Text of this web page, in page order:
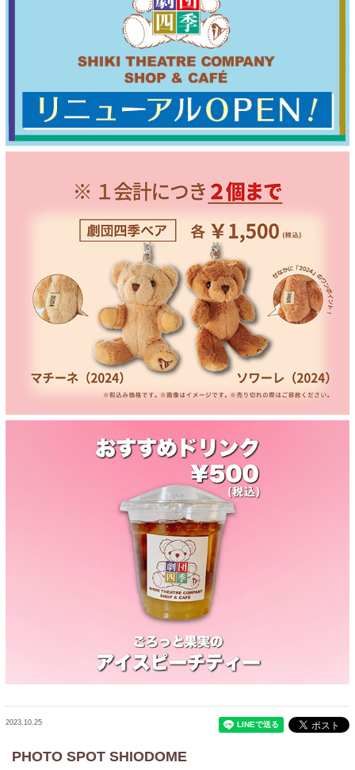
2023.10.25
PHOTO SPOT SHIODOME